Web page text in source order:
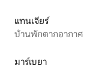
แทนเจียร์
บ้านพักตากอากาศ
มาร์เบยา